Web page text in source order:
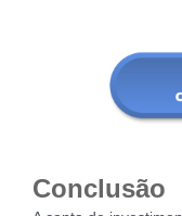
Conclusão